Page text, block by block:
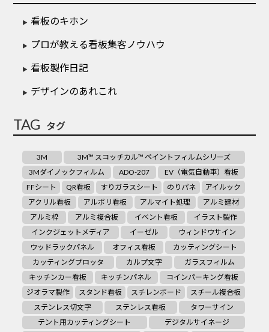
看板のキホン
プロが教える看板集客ノウハウ
看板製作日記
デザインのあれこれ
TAG タグ
3M
3M™ スコッチカル™ ペイントフィルムシリーズ
3Mダイノックフィルム
ADO-207
EV（電気自動車）看板
FFシート
QR看板 すりガラスシート のりパネ
アイルック
アクリル看板
アルポリ看板 アルマイト処理
アルミ建材
アルミ枠
アルミ複合板 イベント看板
イラスト製作
インクジェットメディア
イーゼル
ウィンドウサイン
ウッドラックパネル
オフィス看板
カッティングシート
カッティングプロッタ
カルプ文字
ガラスフィルム
キッチンカー看板
キッチンパネル
コインパーキング看板
ジオラマ製作
スタンド看板 スチレンボード
スチール複合板
ステンレス切文字
ステンレス看板
タワーサイン
テント用カッティングシート
デジタルサイネージ